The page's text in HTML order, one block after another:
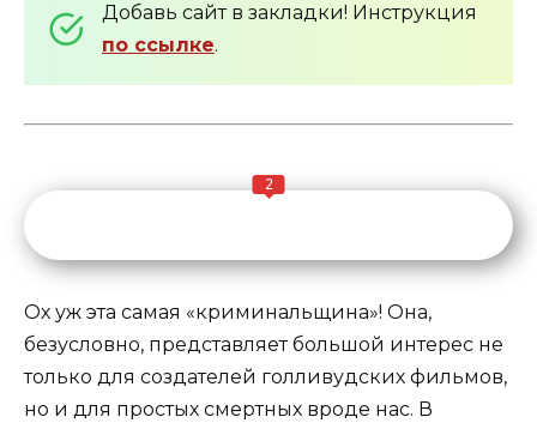
Добавь сайт в закладки! Инструкция
по ссылке.
2
Ох уж эта самая «криминальщина»! Она,
безусловно, представляет большой интерес не
только для создателей голливудских фильмов,
но и для простых смертных вроде нас. В